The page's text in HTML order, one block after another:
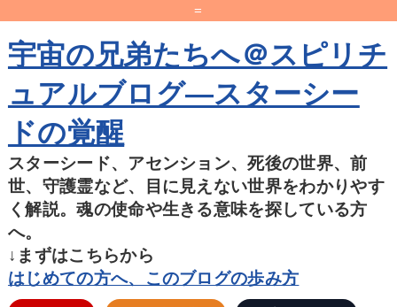
=
宇宙の兄弟たちへ＠スピリチ
ュアルブログ―スターシー
ドの覚醒
スターシード、アセンション、死後の世界、前
世、守護霊など、目に見えない世界をわかりやす
く解説。魂の使命や生きる意味を探している方
へ。
↓まずはこちらから
はじめての方へ、このブログの歩み方